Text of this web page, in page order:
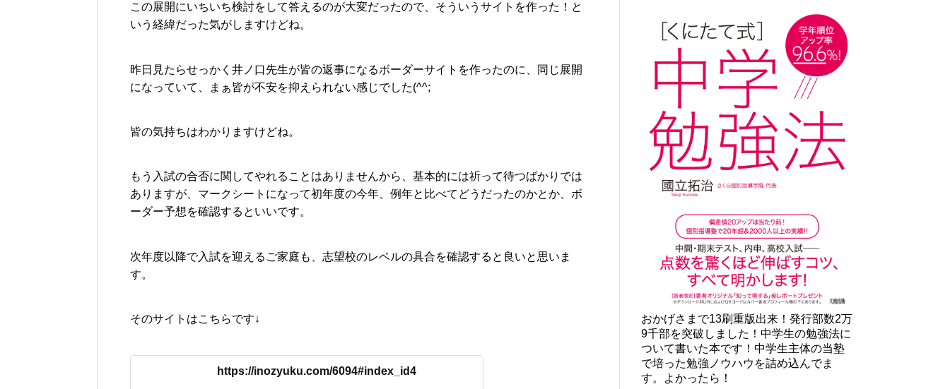
この展開にいちいち検討をして答えるのが大変だったので、そういうサイトを作った！と
いう経緯だった気がしますけどね。
昨日見たらせっかく井ノ口先生が皆の返事になるボーダーサイトを作ったのに、同じ展開
になっていて、まぁ皆が不安を抑えられない感じでした(^^;
皆の気持ちはわかりますけどね。
もう入試の合否に関してやれることはありませんから、基本的には祈って待つばかりでは
ありますが、マークシートになって初年度の今年、例年と比べてどうだったのかとか、ボ
ーダー予想を確認するといいです。
次年度以降で入試を迎えるご家庭も、志望校のレベルの具合を確認すると良いと思いま
す。
そのサイトはこちらです↓
https://inozyuku.com/6094#index_id4
おかげさまで13刷重版出来！発行部数2万
9千部を突破しました！中学生の勉強法に
ついて書いた本です！中学生主体の当塾
で培った勉強ノウハウを詰め込んでま
す。よかったら！